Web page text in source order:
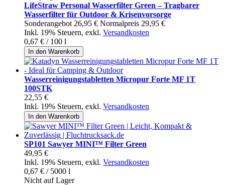
LifeStraw Personal Wasserfilter Green – Tragbarer
Wasserfilter für Outdoor & Krisenvorsorge
Sonderangebot 26,95 € Normalpreis 29,95 €
Inkl. 19% Steuern, exkl. Versandkosten
0,67 € / 100 l
In den Warenkorb
Wasserreinigungstabletten Micropur Forte MF 1T
100STK
22,55 €
Inkl. 19% Steuern, exkl. Versandkosten
In den Warenkorb
SP101 Sawyer MINI™ Filter Green
49,95 €
Inkl. 19% Steuern, exkl. Versandkosten
0,67 € / 5000 l
Nicht auf Lager